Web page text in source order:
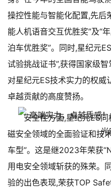
操控性能与智能化配置,先后
能人机语音交互优胜奖”及“
泊车优胜奖”。同时,星纪元
试验挑战证书”,获得国家级
对星纪元ES技术实力的权威
卓越贡献的高度赞扬。
安全性方面,星纪元ES
磁安全领域的全面验证和技
车型”。这是继2023年荣获
用电安全领域斩获的殊荣。
验的出色表现,荣获TOP